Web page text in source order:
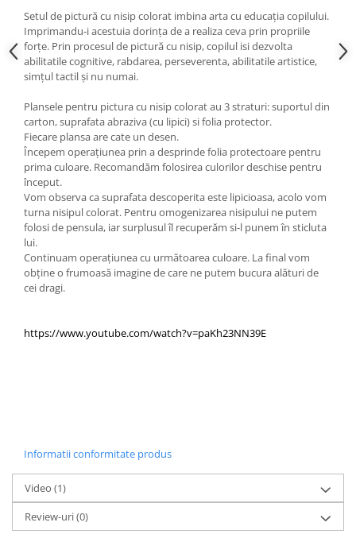
Setul de pictură cu nisip colorat imbina arta cu educația copilului.
Imprimandu-i acestuia dorința de a realiza ceva prin propriile
forțe. Prin procesul de pictură cu nisip, copilul isi dezvolta
abilitatile cognitive, rabdarea, perseverenta, abilitatile artistice,
simțul tactil și nu numai.
Plansele pentru pictura cu nisip colorat au 3 straturi: suportul din
carton, suprafata abraziva (cu lipici) si folia protector.
Fiecare plansa are cate un desen.
Începem operațiunea prin a desprinde folia protectoare pentru
prima culoare. Recomandăm folosirea culorilor deschise pentru
început.
Vom observa ca suprafata descoperita este lipicioasa, acolo vom
turna nisipul colorat. Pentru omogenizarea nisipului ne putem
folosi de pensula, iar surplusul îl recuperăm si-l punem în sticluta
lui.
Continuam operațiunea cu următoarea culoare. La final vom
obține o frumoasă imagine de care ne putem bucura alături de
cei dragi.
https://www.youtube.com/watch?v=paKh23NN39E
Informatii conformitate produs
Video (1)
Review-uri(0)